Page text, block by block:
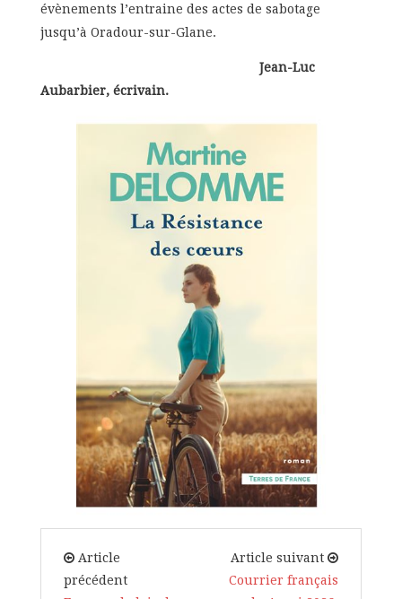
évènements l’entraine des actes de sabotage
jusqu’à Oradour-sur-Glane.
Jean-Luc
Aubarbier, écrivain.
Article
précédent
Article suivant
Courrier français